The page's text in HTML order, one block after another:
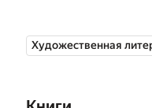
Художественная